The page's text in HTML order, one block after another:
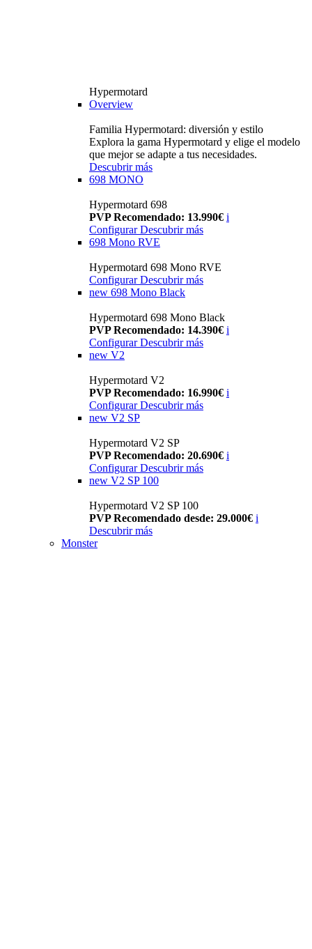
Hypermotard
Overview
Familia Hypermotard: diversión y estilo
Explora la gama Hypermotard y elige el modelo
que mejor se adapte a tus necesidades.
Descubrir más
698 MONO
Hypermotard 698
PVP Recomendado: 13.990€ i
ConfigurarDescubrir más
698 Mono RVE
Hypermotard 698 Mono RVE
Configurar Descubrir más
new 698 Mono Black
Hypermotard 698 Mono Black
PVP Recomendado: 14.390€ i
Configurar Descubrir más
new V2
Hypermotard V2
PVP Recomendado: 16.990€ i
Configurar Descubrir más
new V2 SP
Hypermotard V2 SP
PVP Recomendado: 20.690€ i
Configurar Descubrir más
new V2 SP 100
Hypermotard V2 SP 100
PVP Recomendado desde: 29.000€ i
Descubrir más
Monster